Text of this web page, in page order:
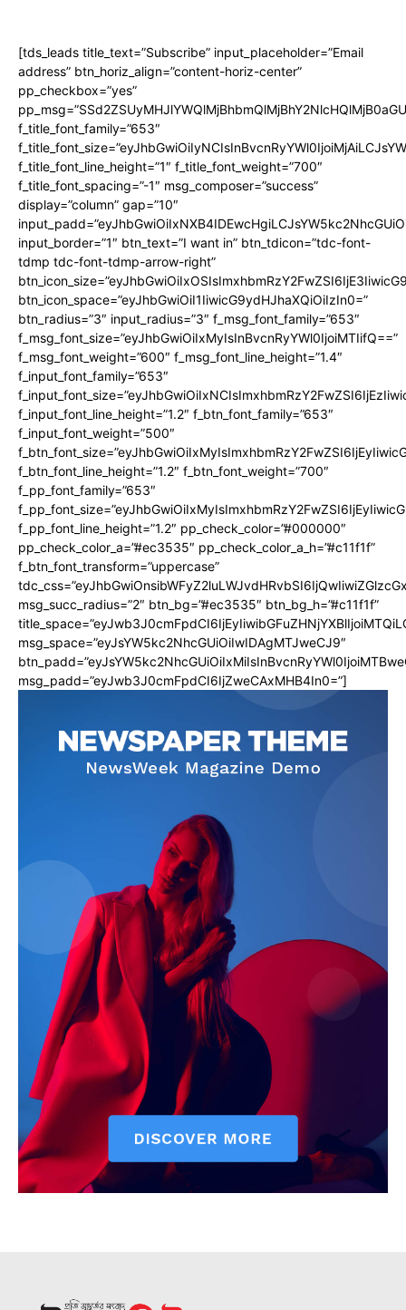
[tds_leads title_text=”Subscribe” input_placeholder=”Email
address” btn_horiz_align=”content-horiz-center”
pp_checkbox=”yes”
f_title_font_family=”653″
f_title_font_line_height=”1″ f_title_font_weight=”700″
f_title_font_spacing=”-1″ msg_composer=”success”
display=”column” gap=”10″
input_border=”1″ btn_text=”I want in” btn_tdicon=”tdc-font-
tdmp tdc-font-tdmp-arrow-right”
btn_icon_space=”eyJhbGwiOiI1IiwicG9ydHJhaXQiOiIzIn0=”
btn_radius=”3″ input_radius=”3″ f_msg_font_family=”653″
f_msg_font_size=”eyJhbGwiOiIxMyIsInBvcnRyYWl0IjoiMTIifQ==”
f_msg_font_weight=”600″ f_msg_font_line_height=”1.4″
f_input_font_family=”653″
f_input_font_line_height=”1.2″ f_btn_font_family=”653″
f_input_font_weight=”500″
f_btn_font_line_height=”1.2″ f_btn_font_weight=”700″
f_pp_font_family=”653″
f_pp_font_line_height=”1.2″ pp_check_color=”#000000″
pp_check_color_a=”#ec3535″ pp_check_color_a_h=”#c11f1f”
f_btn_font_transform=”uppercase”
msg_succ_radius=”2″ btn_bg=”#ec3535″ btn_bg_h=”#c11f1f”
msg_space=”eyJsYW5kc2NhcGUiOiIwIDAgMTJweCJ9″
msg_padd=”eyJwb3J0cmFpdCI6IjZweCAxMHB4In0=”]